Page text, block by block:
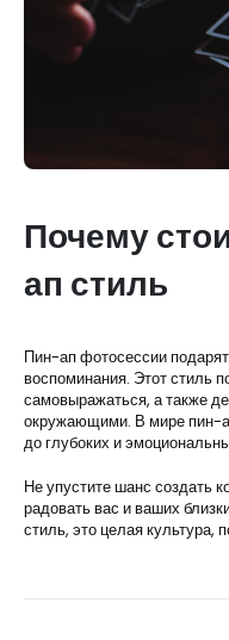
Почему
ап стиль
Пин-ап фотосессии
воспоминания. Этот стиль
самовыражаться, а также
окружающими. В мире пин-
до глубоких и
Не упустите шанс создать
радовать вас и ваших
стиль, это целая культура,